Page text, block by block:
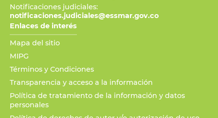
Notificaciones judiciales:
notificaciones.judiciales@essmar.gov.co
Enlaces de interés
Mapa del sitio
MIPG
Términos y Condiciones
Transparencia y acceso a la información
Política de tratamiento de la información y datos
personales